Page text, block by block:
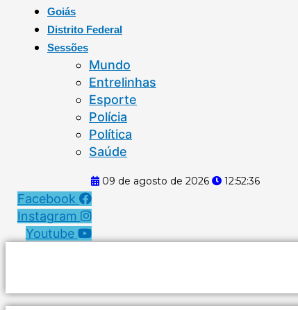
Goiás
Distrito Federal
Sessões
Mundo
Entrelinhas
Esporte
Polícia
Política
Saúde
09 de agosto de 2026 12:52:37
Facebook
Instagram
Youtube